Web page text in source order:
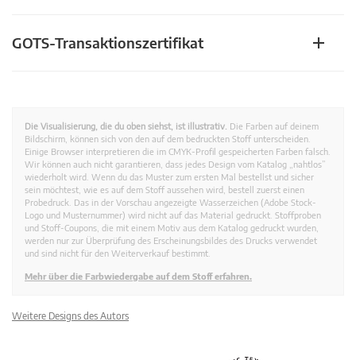
GOTS-Transaktionszertifikat
Die Visualisierung, die du oben siehst, ist illustrativ. Die Farben auf deinem
Bildschirm, können sich von den auf dem bedruckten Stoff unterscheiden.
Einige Browser interpretieren die im CMYK-Profil gespeicherten Farben falsch.
Wir können auch nicht garantieren, dass jedes Design vom Katalog „nahtlos”
wiederholt wird. Wenn du das Muster zum ersten Mal bestellst und sicher
sein möchtest, wie es auf dem Stoff aussehen wird, bestell zuerst einen
Probedruck. Das in der Vorschau angezeigte Wasserzeichen (Adobe Stock-
Logo und Musternummer) wird nicht auf das Material gedruckt. Stoffproben
und Stoff-Coupons, die mit einem Motiv aus dem Katalog gedruckt wurden,
werden nur zur Überprüfung des Erscheinungsbildes des Drucks verwendet
und sind nicht für den Weiterverkauf bestimmt.
Mehr über die Farbwiedergabe auf dem Stoff erfahren.
Weitere Designs des Autors